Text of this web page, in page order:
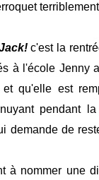
c'est la
à l'école Jenny
qu'elle est
pendant
demande de
à nommer une